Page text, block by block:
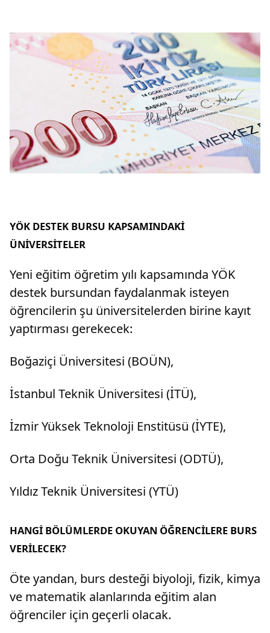
YÖK DESTEK BURSU KAPSAMINDAKİ
ÜNİVERSİTELER
Yeni eğitim öğretim yılı kapsamında YÖK
destek bursundan faydalanmak isteyen
öğrencilerin şu üniversitelerden birine kayıt
yaptırması gerekecek:
Boğaziçi Üniversitesi (BOÜN),
İstanbul Teknik Üniversitesi (İTÜ),
İzmir Yüksek Teknoloji Enstitüsü (İYTE),
Orta Doğu Teknik Üniversitesi (ODTÜ),
Yıldız Teknik Üniversitesi (YTÜ)
HANGİ BÖLÜMLERDE OKUYAN ÖĞRENCİLERE BURS
VERİLECEK?
Öte yandan, burs desteği biyoloji, fizik, kimya
ve matematik alanlarında eğitim alan
öğrenciler için geçerli olacak.